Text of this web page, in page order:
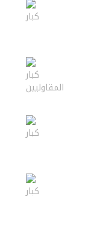
كبار
كبار
المقاوليين
كبار
كبار